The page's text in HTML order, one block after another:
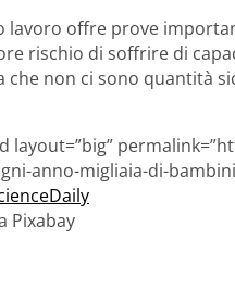
lavoro offre prove
rischio di soffrire di
che non ci sono quantità
layout=”big”
anno-migliaia-di-
Pixabay